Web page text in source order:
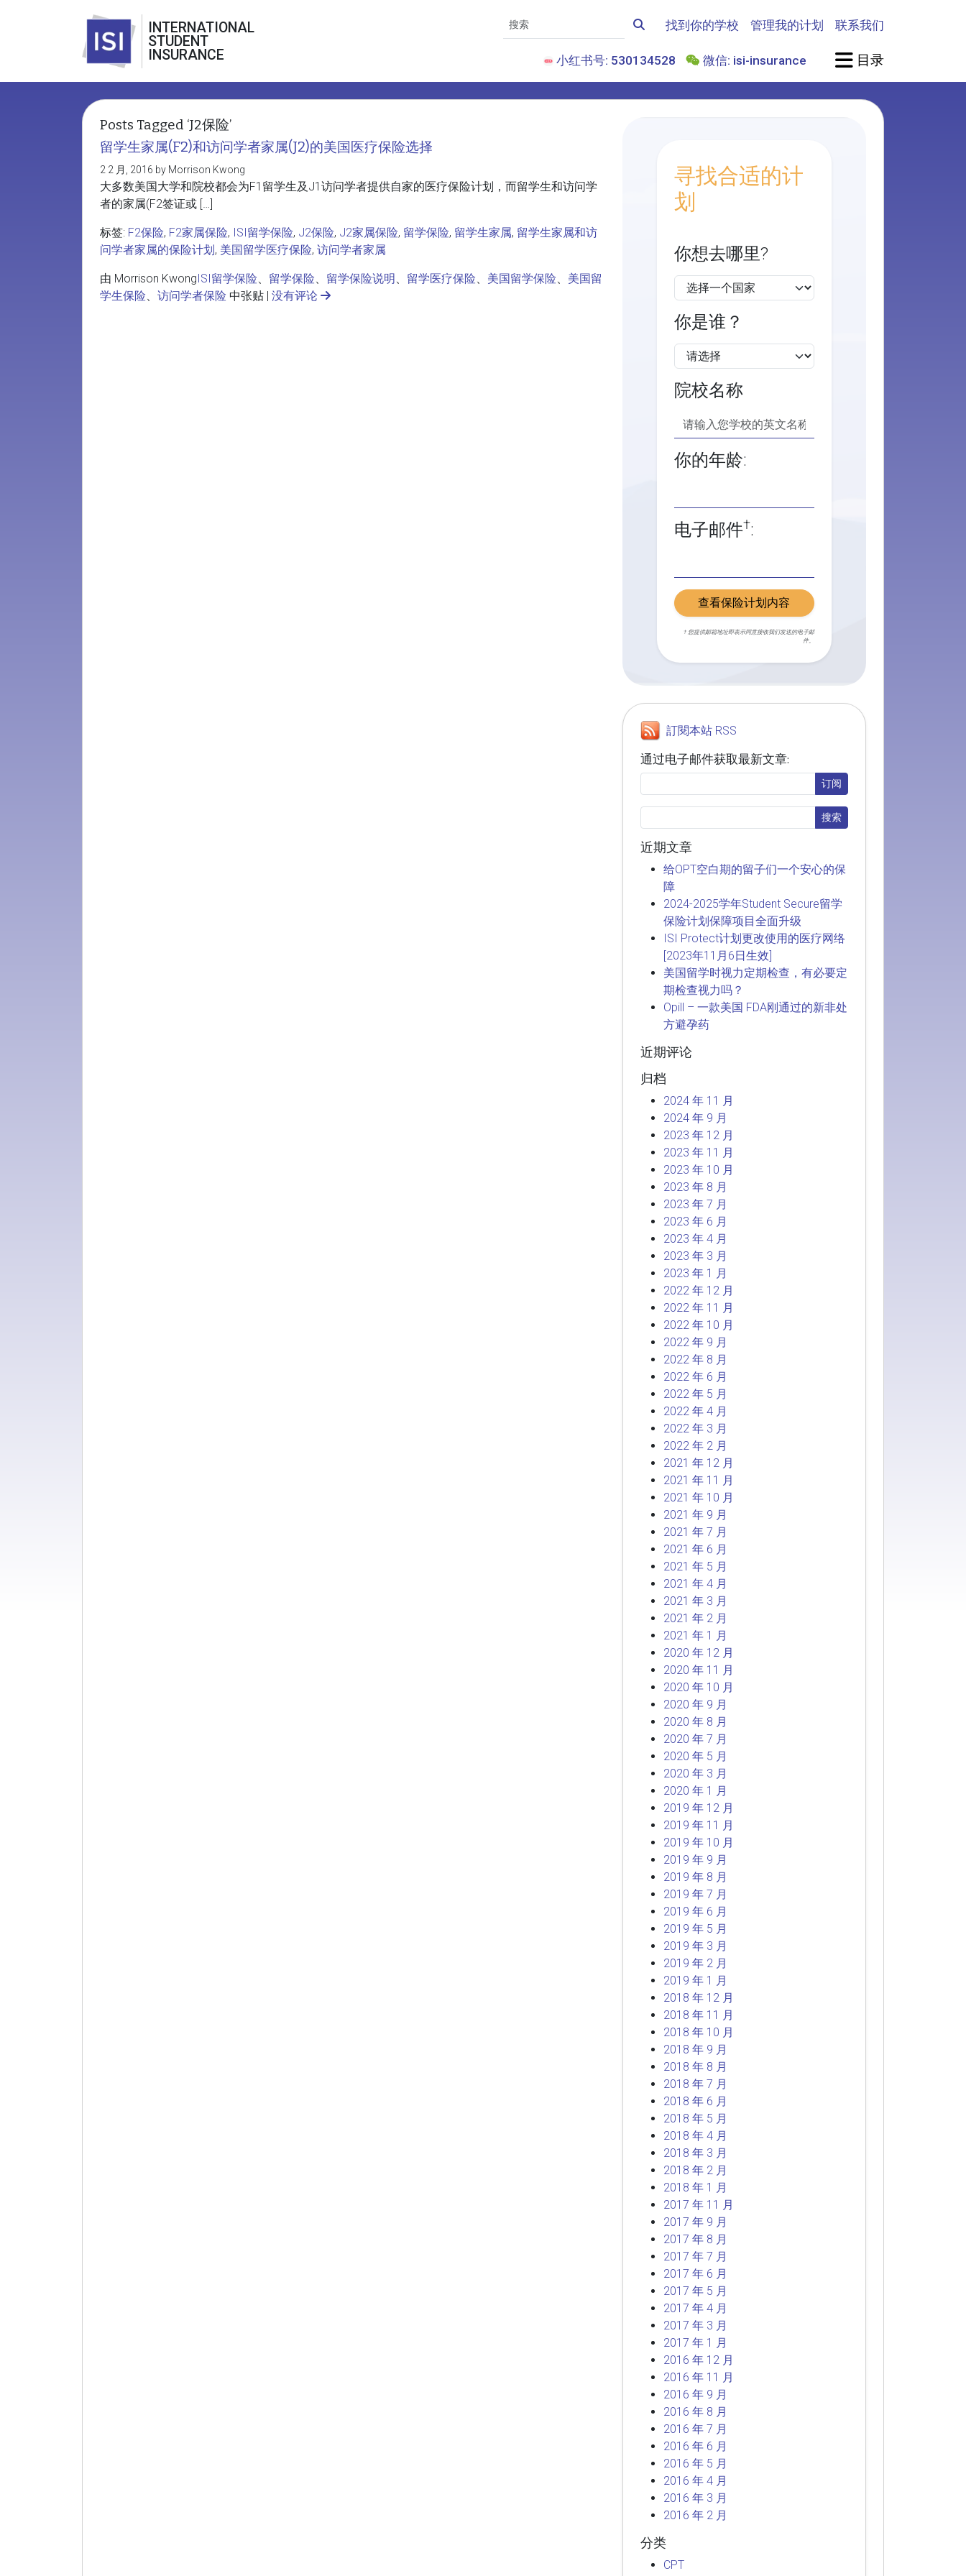
INTERNATIONAL
STUDENT
INSURANCE
找到你的学校 管理我的计划 联系我们
小红书号: 530134528 微信: isi-insurance 目录
Posts Tagged ‘J2保险’
留学生家属(F2)和访问学者家属(J2)的美国医疗保险选择
2 2 月, 2016 by Morrison Kwong
大多数美国大学和院校都会为F1留学生及J1访问学者提供自家的医疗保险计划，而留学生和访问学
者的家属(F2签证或 […]
标签: F2保险, F2家属保险, ISI留学保险, J2保险, J2家属保险, 留学保险, 留学生家属, 留学生家属和访
问学者家属的保险计划, 美国留学医疗保险, 访问学者家属
由 Morrison KwongISI留学保险、 留学保险、 留学保险说明、 留学医疗保险、 美国留学保险、 美国留
学生保险、 访问学者保险 中张贴 | 没有评论
寻找合适的计
划
你想去哪里?
你是谁？
院校名称
你的年龄:
电子邮件†:
查看保险计划内容
† 您提供邮箱地址即表示同意接收我们发送的电子邮
件。
訂閱本站 RSS
通过电子邮件获取最新文章:
近期文章
给OPT空白期的留子们一个安心的保
障
2024-2025学年Student Secure留学
保险计划保障项目全面升级
ISI Protect计划更改使用的医疗网络
[2023年11月6日生效]
美国留学时视力定期检查，有必要定
期检查视力吗？
Opill – 一款美国 FDA刚通过的新非处
方避孕药
近期评论
归档
2024 年 11 月
2024 年 9 月
2023 年 12 月
2023 年 11 月
2023 年 10 月
2023 年 8 月
2023 年 7 月
2023 年 6 月
2023 年 4 月
2023 年 3 月
2023 年 1 月
2022 年 12 月
2022 年 11 月
2022 年 10 月
2022 年 9 月
2022 年 8 月
2022 年 6 月
2022 年 5 月
2022 年 4 月
2022 年 3 月
2022 年 2 月
2021 年 12 月
2021 年 11 月
2021 年 10 月
2021 年 9 月
2021 年 7 月
2021 年 6 月
2021 年 5 月
2021 年 4 月
2021 年 3 月
2021 年 2 月
2021 年 1 月
2020 年 12 月
2020 年 11 月
2020 年 10 月
2020 年 9 月
2020 年 8 月
2020 年 7 月
2020 年 5 月
2020 年 3 月
2020 年 1 月
2019 年 12 月
2019 年 11 月
2019 年 10 月
2019 年 9 月
2019 年 8 月
2019 年 7 月
2019 年 6 月
2019 年 5 月
2019 年 3 月
2019 年 2 月
2019 年 1 月
2018 年 12 月
2018 年 11 月
2018 年 10 月
2018 年 9 月
2018 年 8 月
2018 年 7 月
2018 年 6 月
2018 年 5 月
2018 年 4 月
2018 年 3 月
2018 年 2 月
2018 年 1 月
2017 年 11 月
2017 年 9 月
2017 年 8 月
2017 年 7 月
2017 年 6 月
2017 年 5 月
2017 年 4 月
2017 年 3 月
2017 年 1 月
2016 年 12 月
2016 年 11 月
2016 年 9 月
2016 年 8 月
2016 年 7 月
2016 年 6 月
2016 年 5 月
2016 年 4 月
2016 年 3 月
2016 年 2 月
分类
CPT